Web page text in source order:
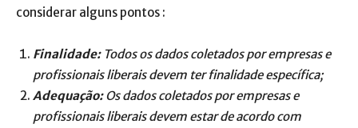
considerar alguns pontos :
Finalidade: Todos os dados coletados por empresas e
profissionais liberais devem ter finalidade específica;
Adequação:Os dados coletados por empresas e
profissionais liberais devem estar de acordo com